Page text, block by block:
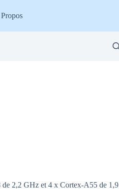
2,2 GHz et 4 x Cortex-A55 de 1,9